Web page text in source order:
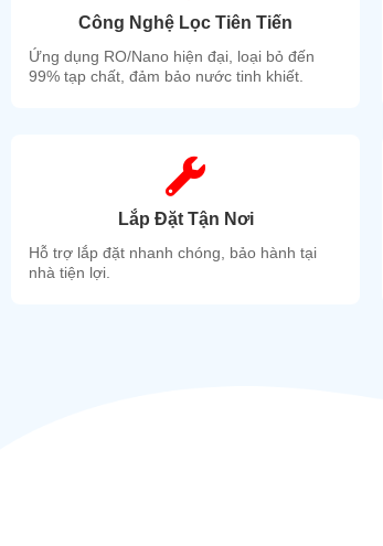
Thông số kỹ thuật:
Model: ST-04RO
Lạnh = 25-30L/h,
Bình chứa nước:
- 02 Bình chứa nước thành phẩm dung tích
- 02 Bình nước nước lạnh dung tích 4.5L.
- 01 Bình chứa nước nóng dung tích 5L
Công Nghệ Lọc Tiên Tiến
Ứng dụng RO/Nano hiện đại, loại bỏ đến
99% tạp chất, đảm bảo nước tinh khiết.
Lắp Đặt Tận Nơi
Hỗ trợ lắp đặt nhanh chóng, bảo hành tại
nhà tiện lợi.